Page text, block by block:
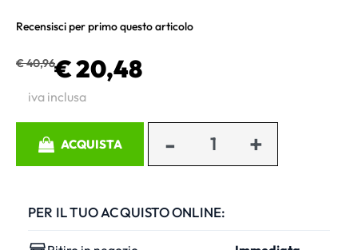
Recensisci per primo questo articolo
€ 40,96€ 20,48
iva inclusa
ACQUISTA
PER IL TUO ACQUISTO ONLINE: